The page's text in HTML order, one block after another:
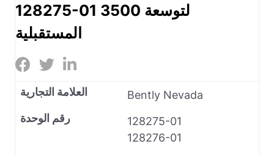
128275-01 لتوسعة 3500
المستقبلية
العلامة التجارية
Bently Nevada
رقم الوحدة
128275-01
128276-01